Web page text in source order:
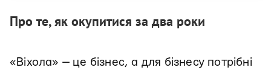
Про те, як окупитися за два роки
«Віхола» — це бізнес, а для бізнесу потрібні